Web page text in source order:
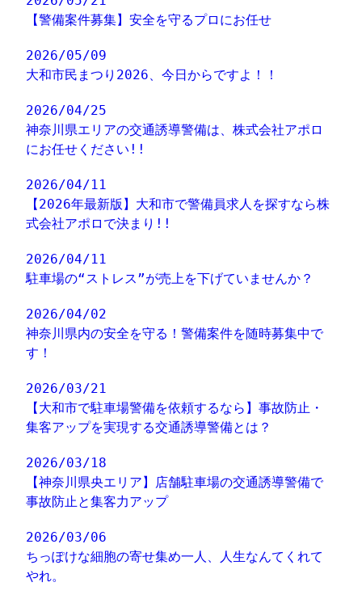
【警備案件募集】安全を守るプロにお任せ
2026/05/09
大和市民まつり2026、今日からですよ！！
2026/04/25
神奈川県エリアの交通誘導警備は、株式会社アポロ
にお任せください!!
2026/04/11
【2026年最新版】大和市で警備員求人を探すなら株
式会社アポロで決まり!!
2026/04/11
駐車場の“ストレス”が売上を下げていませんか？
2026/04/02
神奈川県内の安全を守る！警備案件を随時募集中で
す！
2026/03/21
【大和市で駐車場警備を依頼するなら】事故防止・
集客アップを実現する交通誘導警備とは？
2026/03/18
【神奈川県央エリア】店舗駐車場の交通誘導警備で
事故防止と集客力アップ
2026/03/06
ちっぽけな細胞の寄せ集め一人、人生なんてくれて
やれ。